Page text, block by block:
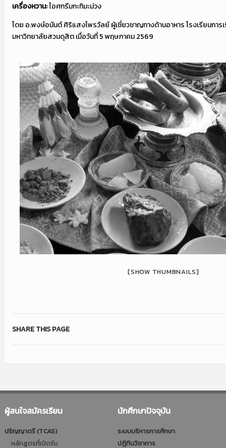
เครื่องหวาน:ไอศกรีมกะทิมะม่วง
โดย อ.พงษ์อนันต์ ศิริแสงไพรวัลย์ ผู้เชี่ยวชาญทางด้านอาหาร โรงเรียนการ
มหาวิทยาลัยสวนดุสิต เมื่อวันที่ 5 พฤษภาคม 2569
[SHOW THUMBNAILS]
SHARE THIS PAGE
ผู้สนใจสมัครเรียน
ปริญญาตรี (TCAS)
หลักสูตรที่เปิดรับ
นักศึกษาปัจจุบัน
ระบบบริหารการศึกษา
ปฎิทินวิชาการ